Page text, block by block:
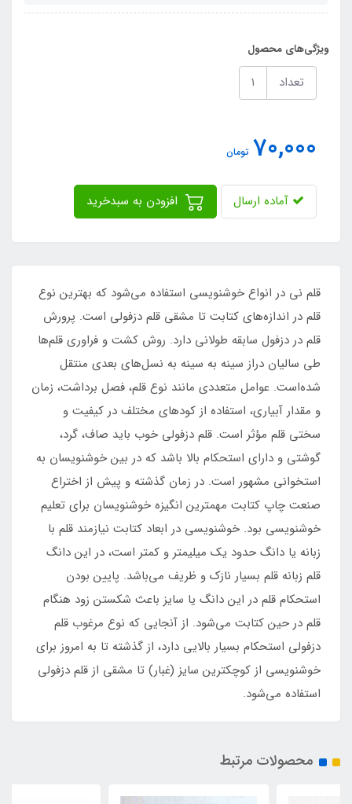
ویژگی‌های محصول
تعداد
70,000 تومان
آماده ارسال
​​​​قلم نی در انواع خوشنویسی استفاده می‌شود که بهترین نوع
قلم در اندازه‌های کتابت تا مشقی قلم دزفولی است. پرورش
قلم در دزفول سابقه طولانی دارد. روش کشت و فراوری قلم‌ها
طی سالیان دراز سینه به سینه به نسل‌های بعدی منتقل
شده‌است. عوامل متعددی مانند نوع قلم، فصل برداشت، زمان
و مقدار آبیاری، استفاده از کودهای مختلف در کیفیت و
سختی قلم مؤثر است. قلم دزفولی خوب باید صاف، گرد،
گوشتی و دارای استحکام بالا باشد که در بین خوشنویسان به
استخوانی مشهور است. در زمان گذشته و پیش از اختراع
صنعت چاپ کتابت مهمترین انگیزه خوشنویسان برای تعلیم
خوشنویسی بود. خوشنویسی در ابعاد کتابت نیازمند قلم با
زبانه یا دانگ حدود یک میلیمتر و کمتر است، در این دانگ
قلم زبانه قلم بسیار نازک و ظریف می‌باشد. پایین بودن
استحکام قلم در این دانگ یا سایز باعث شکستن زود هنگام
قلم در حین کتابت می‌شود. از آنجایی که نوع مرغوب قلم
دزفولی استحکام بسیار بالایی دارد، از گذشته تا به امروز برای
خوشنویسی از کوچکترین سایز (غبار) تا مشقی از قلم دزفولی
استفاده می‌شود.
محصولات مرتبط